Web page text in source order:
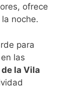
ofrece
noche.
para
las
la Vila